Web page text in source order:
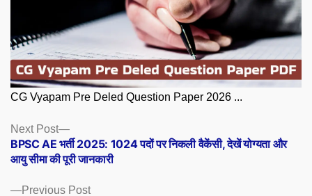
CG Vyapam Pre Deled Question Paper 2026 ...
Posts
navigation
Previous PostPrevious
Next Post
Next
post:
BPSC AE भर्ती 2025: 1024 पदों पर निकली वैकेंसी, देखें योग्यता और
आयु सीमा की पूरी जानकारी